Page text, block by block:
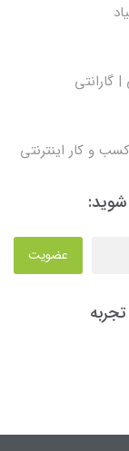
گارانتی
و کار اینترنتی
عضویت